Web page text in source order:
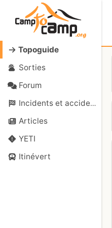
Topoguide
Sorties
Forum
Incidents et accidents
Articles
YETI
Itinévert